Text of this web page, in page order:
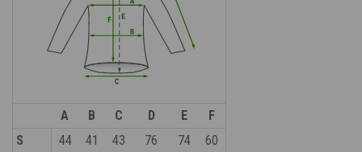
A B C D E
F
S
44 41 43 76 74
60